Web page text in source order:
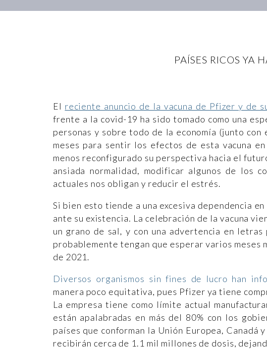
PAÍSES RICOS YA
El reciente anuncio de la vacuna de Pfizer y de
frente a la covid-19 ha sido tomado como una
personas y sobre todo de la economía (junto
meses para sentir los efectos de esta vacuna
menos reconfigurado su perspectiva hacia el
ansiada normalidad, modificar algunos de los
actuales nos obligan y reducir el estrés.
Si bien esto tiende a una excesiva dependencia
ante su existencia. La celebración de la vacuna
un grano de sal, y con una advertencia en letras
probablemente tengan que esperar varios meses
de 2021.
Diversos organismos sin fines de lucro han
manera poco equitativa, pues Pfizer ya tiene
La empresa tiene como límite actual
están apalabradas en más del 80% con los
países que conforman la Unión Europea, Canadá
recibirán cerca de 1.1 mil millones de dosis,